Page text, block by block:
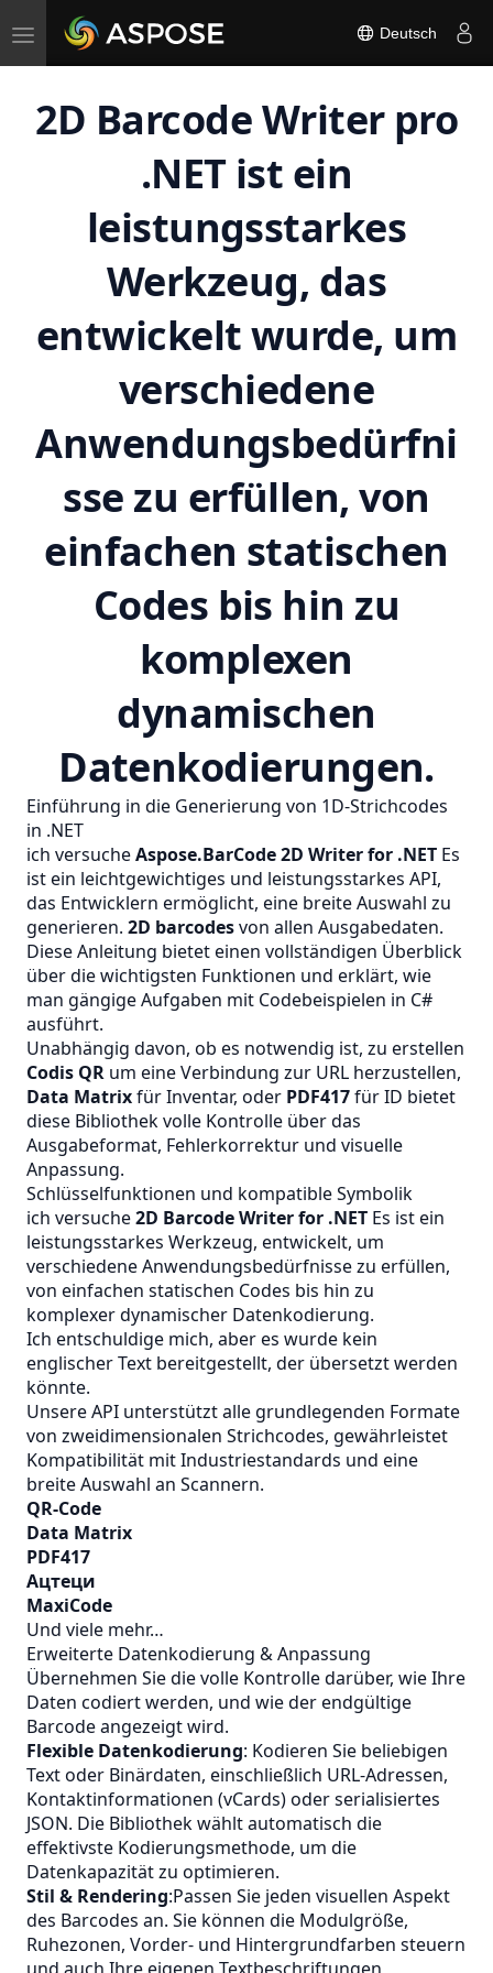
Toggle
navigation
Deutsch
2D Barcode Writer pro
.NET ist ein
leistungsstarkes
Werkzeug, das
entwickelt wurde, um
verschiedene
Anwendungsbedürfni
sse zu erfüllen, von
einfachen statischen
Codes bis hin zu
komplexen
dynamischen
Datenkodierungen.
Einführung in die Generierung von 1D‑Strichcodes
in .NET
ich versucheAspose.BarCode 2D Writer for .NET Es
ist ein leichtgewichtiges und leistungsstarkes API,
das Entwicklern ermöglicht, eine breite Auswahl zu
generieren. 2D barcodesvon allen Ausgabedaten.
Diese Anleitung bietet einen vollständigen Überblick
über die wichtigsten Funktionen und erklärt, wie
man gängige Aufgaben mit Codebeispielen in C#
ausführt.
Unabhängig davon, ob es notwendig ist, zu erstellen
Codis QR um eine Verbindung zur URL herzustellen,
Data Matrixfür Inventar, oder PDF417für ID bietet
diese Bibliothek volle Kontrolle über das
Ausgabeformat, Fehlerkorrektur und visuelle
Anpassung.
Schlüsselfunktionen und kompatible Symbolik
ich versuche2D Barcode Writer for .NET Es ist ein
leistungsstarkes Werkzeug, entwickelt, um
verschiedene Anwendungsbedürfnisse zu erfüllen,
von einfachen statischen Codes bis hin zu
komplexer dynamischer Datenkodierung.
Ich entschuldige mich, aber es wurde kein
englischer Text bereitgestellt, der übersetzt werden
könnte.
Unsere API unterstützt alle grundlegenden Formate
von zweidimensionalen Strichcodes, gewährleistet
Kompatibilität mit Industriestandards und eine
breite Auswahl an Scannern.
QR‑Code
Data Matrix
PDF417
Ацтеци
MaxiCode
Und viele mehr…
Erweiterte Datenkodierung & Anpassung
Übernehmen Sie die volle Kontrolle darüber, wie Ihre
Daten codiert werden, und wie der endgültige
Barcode angezeigt wird.
Flexible Datenkodierung: Kodieren Sie beliebigen
Text oder Binärdaten, einschließlich URL‑Adressen,
Kontaktinformationen (vCards) oder serialisiertes
JSON. Die Bibliothek wählt automatisch die
effektivste Kodierungsmethode, um die
Datenkapazität zu optimieren.
Stil & Rendering:Passen Sie jeden visuellen Aspekt
des Barcodes an. Sie können die Modulgröße,
Ruhezonen, Vorder‑ und Hintergrundfarben steuern